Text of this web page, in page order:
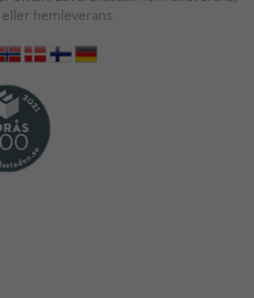
hemleverans.